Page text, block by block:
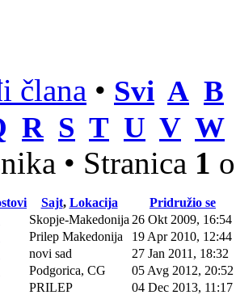
člana • Svi A B
R S T U V W
• Stranica 1
Sajt, Lokacija
Pridružio se
Skopje-Makedonija 26 Okt 2009, 16:54
Prilep Makedonija
19 Apr 2010, 12:44
novi sad
27 Jan 2011, 18:32
Podgorica, CG
05 Avg 2012, 20:52
PRILEP
04 Dec 2013, 11:17